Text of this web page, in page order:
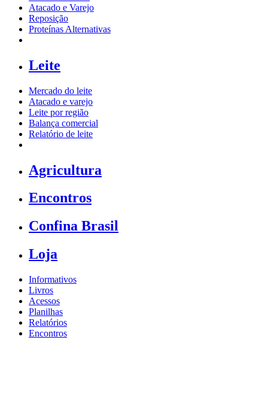
Atacado e Varejo
Reposição
Proteínas Alternativas
Leite
Mercado do leite
Atacado e varejo
Leite por região
Balança comercial
Relatório de leite
Agricultura
Encontros
Confina Brasil
Loja
Informativos
Livros
Acessos
Planilhas
Relatórios
Encontros